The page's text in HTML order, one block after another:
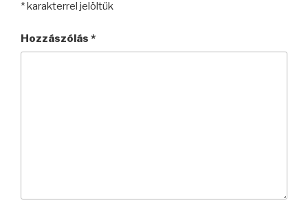
* karakterrel jelöltük
Hozzászólás *